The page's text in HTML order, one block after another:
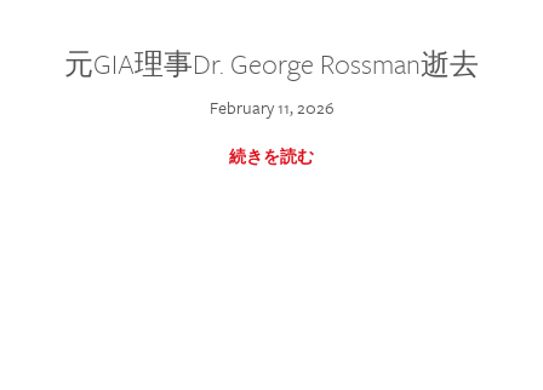
元GIA理事Dr. George Rossman逝去
February 11, 2026
続きを読む